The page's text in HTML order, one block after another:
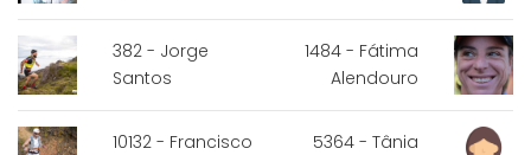
382 - Jorge
Santos
10132 - Francisco
1484 - Fátima
Alendouro
5364 - Tânia